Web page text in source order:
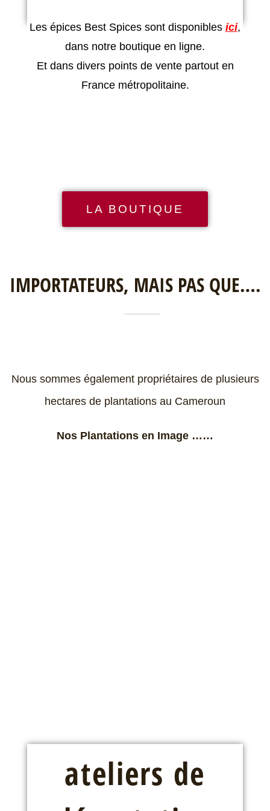
Les épices Best Spices sont disponibles ici,
dans notre boutique en ligne.
Et dans divers points de vente partout en
France métropolitaine​.
LA BOUTIQUE
IMPORTATEURS, MAIS PAS QUE….
Nous sommes également propriétaires de plusieurs
hectares de plantations au Cameroun
Nos Plantations en Image ……
ateliers de